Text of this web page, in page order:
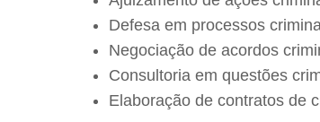
Defesa em processos
Negociação de acordos
Consultoria em questões
Elaboração de contratos de